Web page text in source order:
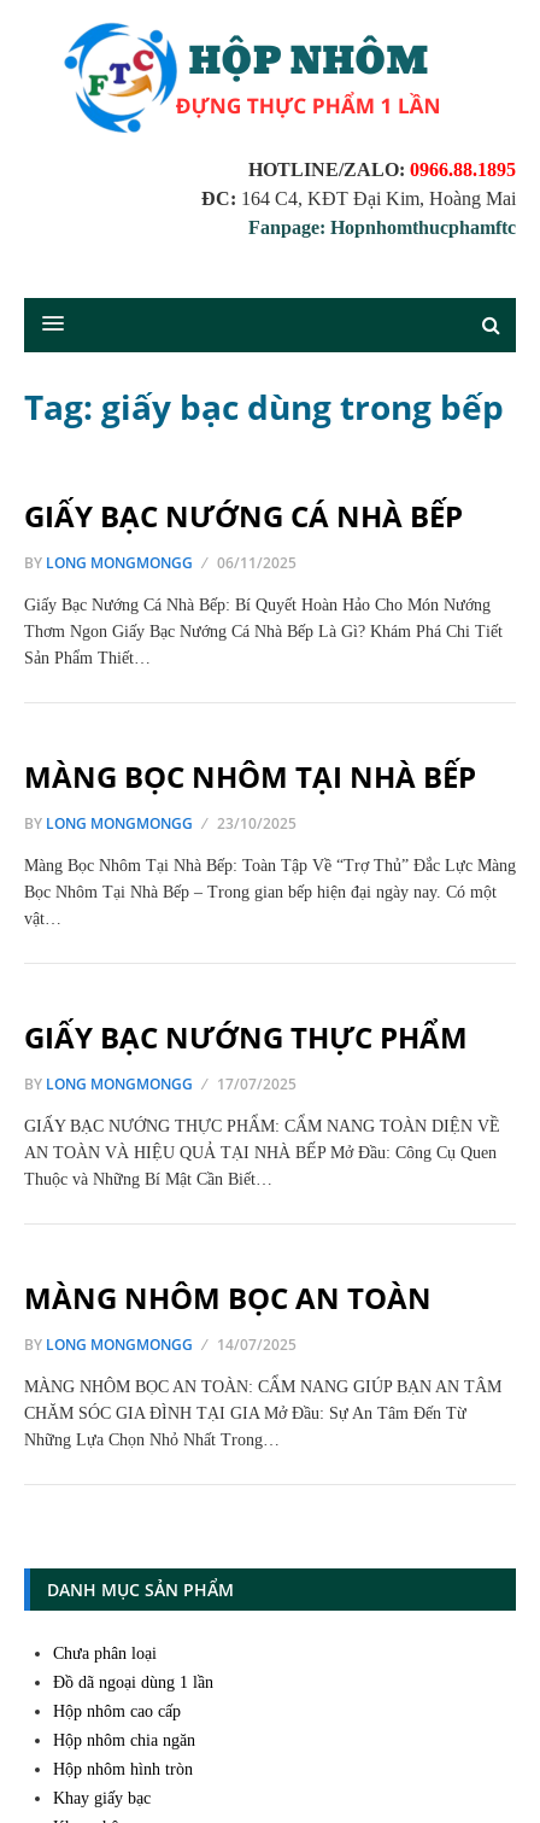
HOTLINE/ZALO: 0966.88.1895
ĐC: 164 C4, KĐT Đại Kim, Hoàng Mai
Fanpage: Hopnhomthucphamftc
Tag: giấy bạc dùng trong bếp
GIẤY BẠC NƯỚNG CÁ NHÀ BẾP
BY LONG MONGMONGG 06/11/2025
Giấy Bạc Nướng Cá Nhà Bếp: Bí Quyết Hoàn Hảo Cho Món Nướng
Thơm Ngon Giấy Bạc Nướng Cá Nhà Bếp Là Gì? Khám Phá Chi Tiết
Sản Phẩm Thiết…
MÀNG BỌC NHÔM TẠI NHÀ BẾP
BY LONG MONGMONGG 23/10/2025
Màng Bọc Nhôm Tại Nhà Bếp: Toàn Tập Về “Trợ Thủ” Đắc Lực Màng
Bọc Nhôm Tại Nhà Bếp – Trong gian bếp hiện đại ngày nay. Có một
vật…
GIẤY BẠC NƯỚNG THỰC PHẨM
BY LONG MONGMONGG 17/07/2025
GIẤY BẠC NƯỚNG THỰC PHẨM: CẨM NANG TOÀN DIỆN VỀ
AN TOÀN VÀ HIỆU QUẢ TẠI NHÀ BẾP Mở Đầu: Công Cụ Quen
Thuộc và Những Bí Mật Cần Biết…
MÀNG NHÔM BỌC AN TOÀN
BY LONG MONGMONGG 14/07/2025
MÀNG NHÔM BỌC AN TOÀN: CẨM NANG GIÚP BẠN AN TÂM
CHĂM SÓC GIA ĐÌNH TẠI GIA Mở Đầu: Sự An Tâm Đến Từ
Những Lựa Chọn Nhỏ Nhất Trong…
DANH MỤC SẢN PHẨM
Chưa phân loại
Đồ dã ngoại dùng 1 lần
Hộp nhôm cao cấp
Hộp nhôm chia ngăn
Hộp nhôm hình tròn
Khay giấy bạc